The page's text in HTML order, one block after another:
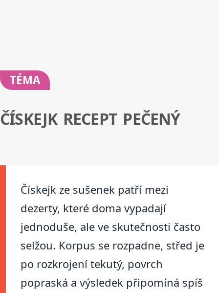
TÉMA
ČÍSKEJK RECEPT PEČENÝ
Čískejk ze sušenek patří mezi
dezerty, které doma vypadají
jednoduše, ale ve skutečnosti často
selžou. Korpus se rozpadne, střed je
po rozkrojení tekutý, povrch
popraská a výsledek připomíná spíš